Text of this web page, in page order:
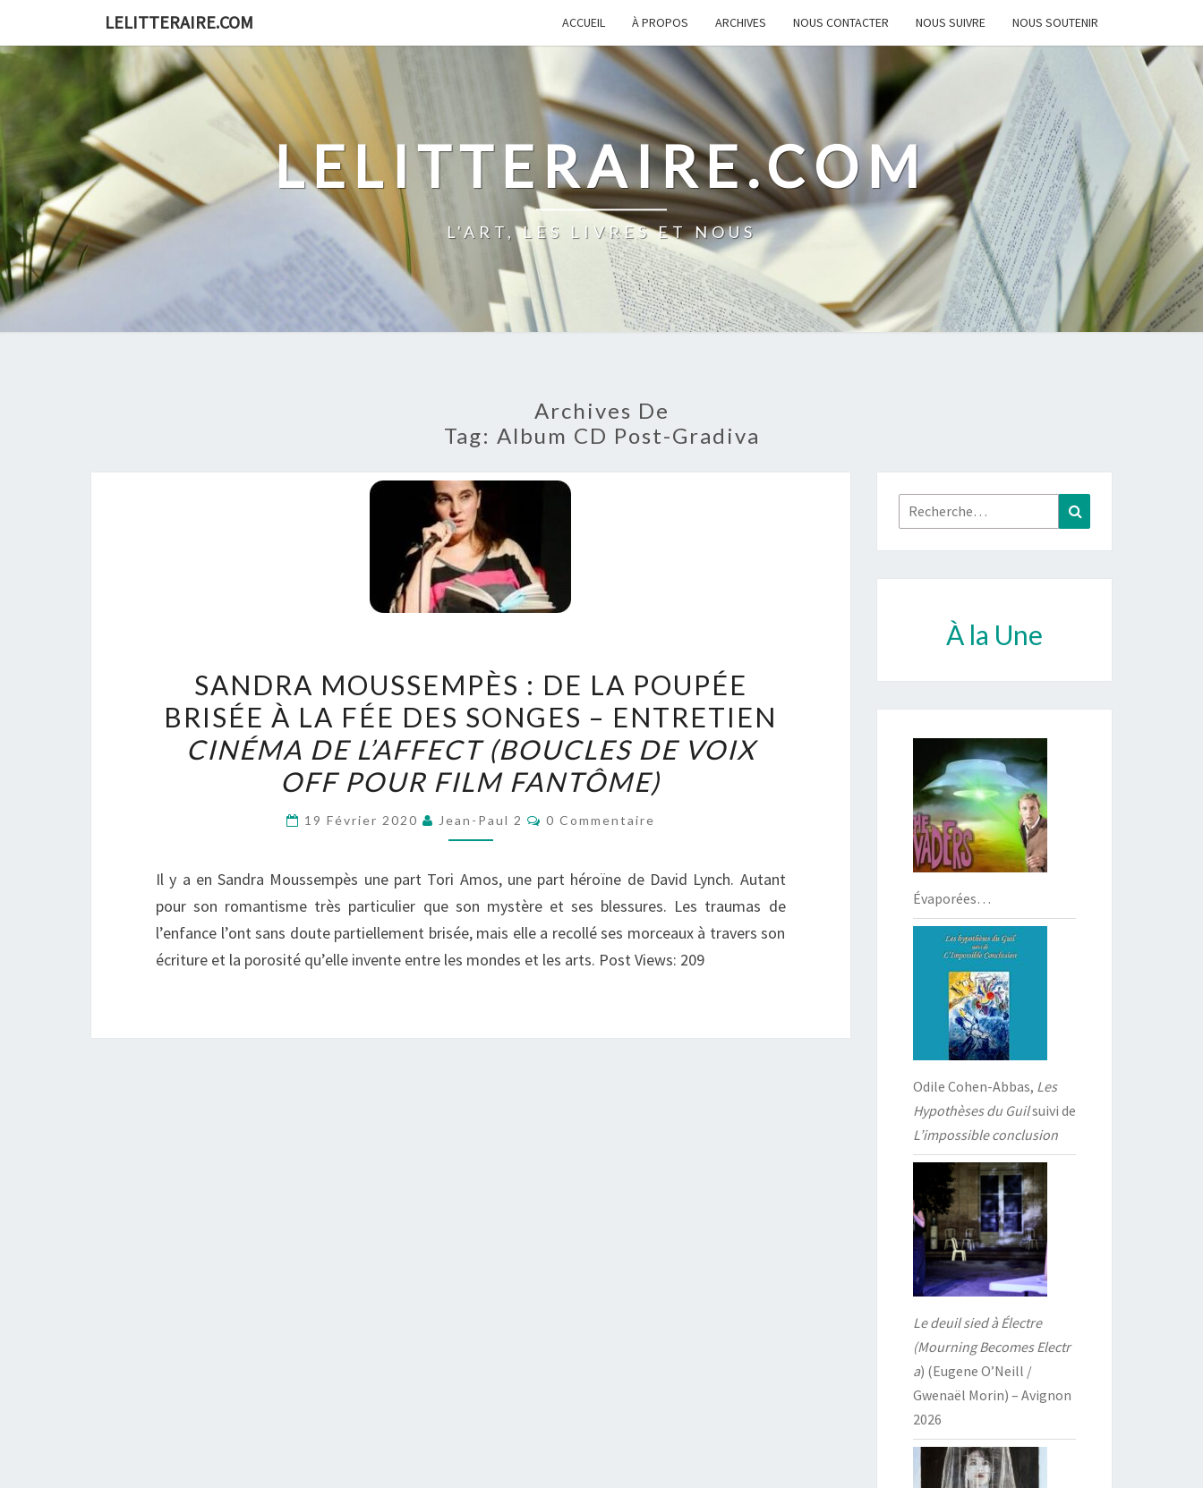
content
LELITTERAIRE.COM ACCUEIL À PROPOS ARCHIVES NOUS CONTACTER NOUS SUIVRE NOUS SOUTENIR
LELITTERAIRE.COM
L'ART, LES LIVRES ET NOUS
Archives De
Tag: Album CD Post-Gradiva
MOUSSEMPÈS
:
DE
LA
POUPÉE
BRISÉE
LA
FÉE
DES
SONGES
CINÉMA
SANDRA MOUSSEMPÈS : DE LA POUPÉE
BRISÉE À LA FÉE DES SONGES – ENTRETIEN
CINÉMA DE L’AFFECT (BOUCLES DE VOIX
OFF POUR FILM FANTÔME)
19 Février 2020 Jean-Paul 2 Commentaires
0 Commentaire
Il y a en Sandra Moussempès une part Tori Amos, une part héroïne de David Lynch. Autant
pour son romantisme très particulier que son mystère et ses blessures. Les traumas de
l’enfance l’ont sans doute partiellement brisée, mais elle a recollé ses morceaux à travers son
écriture et la porosité qu’elle invente entre les mondes et les arts. Post Views: 209
Rechercher :
À la Une
Évaporées…
Odile Cohen-Abbas, Les
Hypothèses du Guilsuivi de
L’impossible conclusion
Le deuil sied à Électre
(Mourning Becomes Electr
a) (Eugene O’Neill /
Gwenaël Morin) – Avignon
2026